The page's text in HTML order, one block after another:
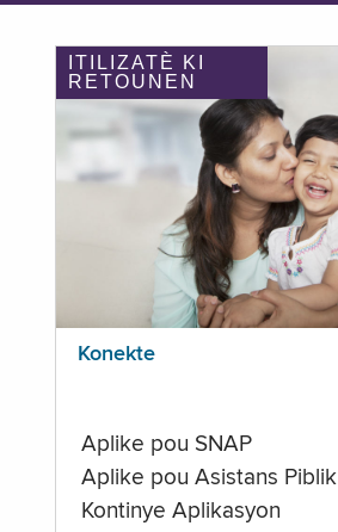
ITILIZATÈ KI
RETOUNEN
Konekte
Aplike pou SNAP
Aplike pou Asistans Piblik
Kontinye Aplikasyon